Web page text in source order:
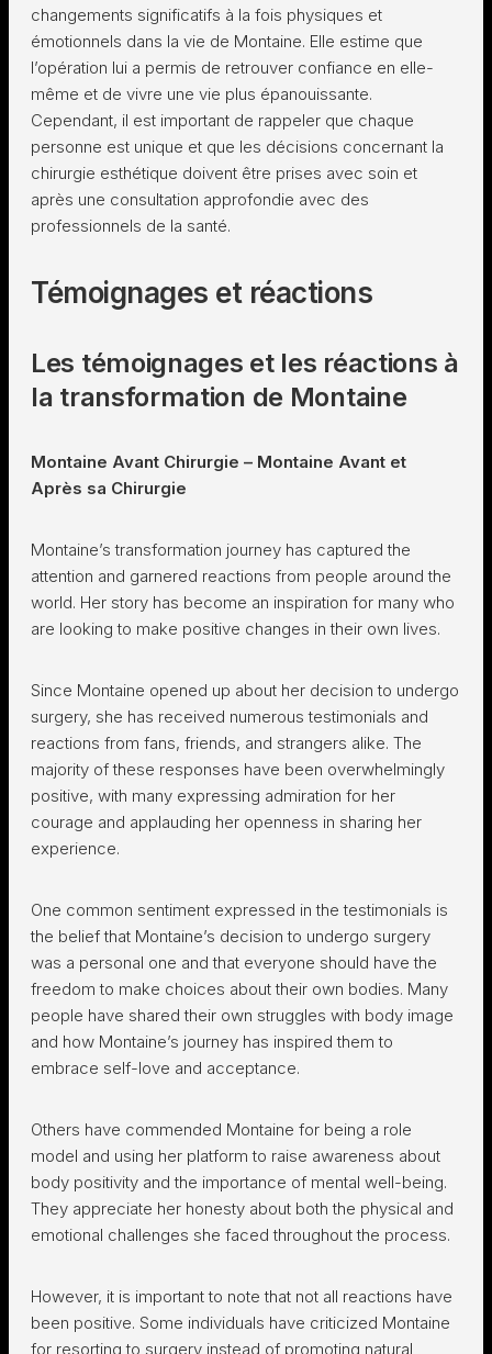
changements significatifs à la fois physiques et
émotionnels dans la vie de Montaine. Elle estime que
l’opération lui a permis de retrouver confiance en elle-
même et de vivre une vie plus épanouissante.
Cependant, il est important de rappeler que chaque
personne est unique et que les décisions concernant la
chirurgie esthétique doivent être prises avec soin et
après une consultation approfondie avec des
professionnels de la santé.
Témoignages et réactions
Les témoignages et les réactions à
la transformation de Montaine
Montaine Avant Chirurgie – Montaine Avant et
Après sa Chirurgie
Montaine’s transformation journey has captured the
attention and garnered reactions from people around the
world. Her story has become an inspiration for many who
are looking to make positive changes in their own lives.
Since Montaine opened up about her decision to undergo
surgery, she has received numerous testimonials and
reactions from fans, friends, and strangers alike. The
majority of these responses have been overwhelmingly
positive, with many expressing admiration for her
courage and applauding her openness in sharing her
experience.
One common sentiment expressed in the testimonials is
the belief that Montaine’s decision to undergo surgery
was a personal one and that everyone should have the
freedom to make choices about their own bodies. Many
people have shared their own struggles with body image
and how Montaine’s journey has inspired them to
embrace self-love and acceptance.
Others have commended Montaine for being a role
model and using her platform to raise awareness about
body positivity and the importance of mental well-being.
They appreciate her honesty about both the physical and
emotional challenges she faced throughout the process.
However, it is important to note that not all reactions have
been positive. Some individuals have criticized Montaine
for resorting to surgery instead of promoting natural